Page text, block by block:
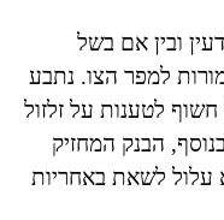
ובין אם בשל
למפר הצו. נתבע
לטענות על זלזול
הבנק המחזיק
עלול לשאת באחריות